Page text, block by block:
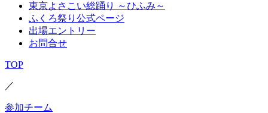
東京よさこい総踊り ～ひふみ～
ふくろ祭り公式ページ
出場エントリー
お問合せ
TOP
／
参加チーム